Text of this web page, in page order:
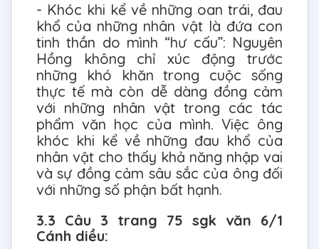
- Khóc khi kể về những oan trái, đau
khổ của những nhân vật là đứa con
tinh thần do mình “hư cấu”: Nguyên
Hồng không chỉ xúc động trước
những khó khăn trong cuộc sống
thực tế mà còn dễ dàng đồng cảm
với những nhân vật trong các tác
phẩm văn học của mình. Việc ông
khóc khi kể về những đau khổ của
nhân vật cho thấy khả năng nhập vai
và sự đồng cảm sâu sắc của ông đối
với những số phận bất hạnh.
3.3 Câu 3 trang 75 sgk văn 6/1
Cánh diều: